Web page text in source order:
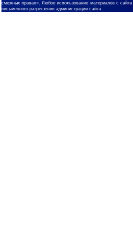
смежных правах». Любое использование материалов с сайта
письменного разрешения администрации сайта.